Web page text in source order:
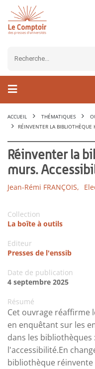
ACCUEIL THÉMATIQUES
RÉINVENTER LA BIBLIOTHÈQUE
Réinventer la
murs.
Jean-Rémi FRANÇOIS,
Collection
La boîte à outils
Editeur
Presses de l'enssib
Date de publication
4 septembre 2025
Résumé
Cet ouvrage réaffirme
en enquêtant sur les
dans les
l'accessibilité.En
bibliothèque réinvente